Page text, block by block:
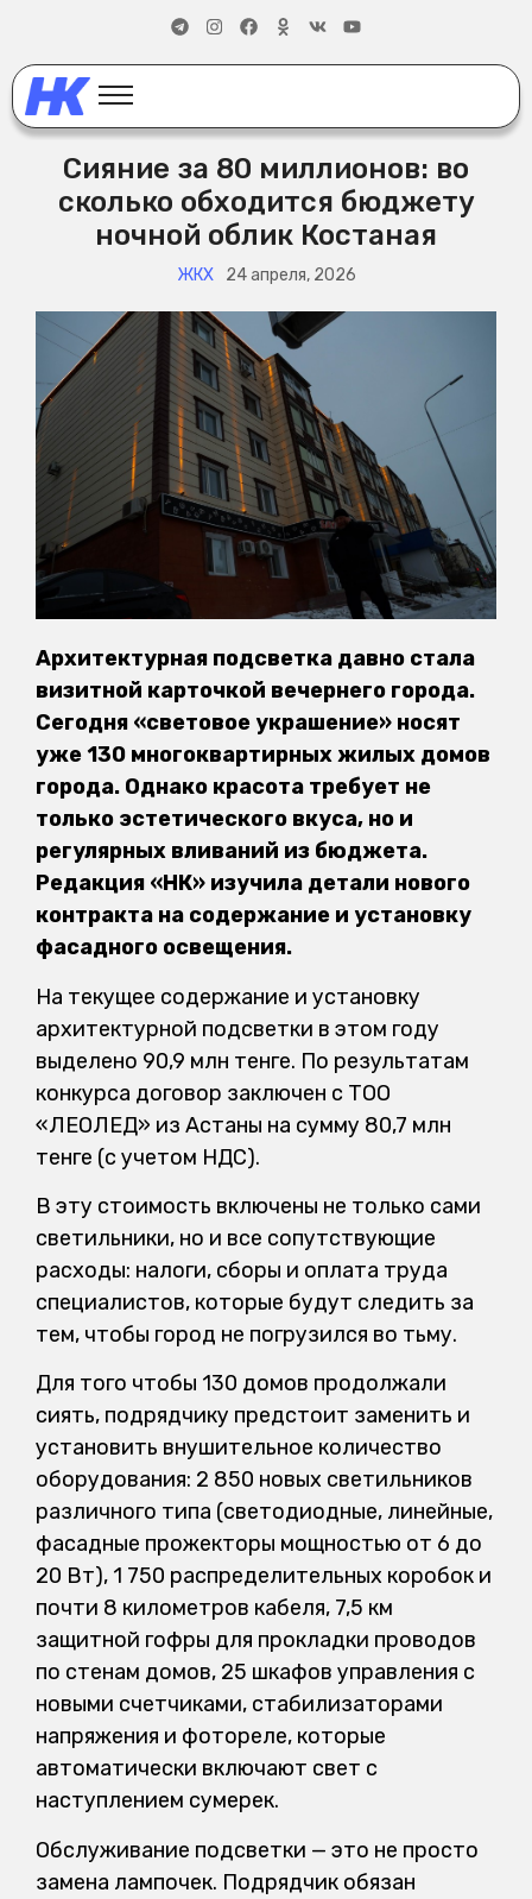
Сияние за 80 миллионов: во
сколько обходится бюджету
ночной облик Костаная
ЖКХ 24 апреля, 2026
Архитектурная подсветка давно стала
визитной карточкой вечернего города.
Сегодня «световое украшение» носят
уже 130 многоквартирных жилых домов
города. Однако красота требует не
только эстетического вкуса, но и
регулярных вливаний из бюджета.
Редакция «НК» изучила детали нового
контракта на содержание и установку
фасадного освещения.
На текущее содержание и установку
архитектурной подсветки в этом году
выделено 90,9 млн тенге. По результатам
конкурса договор заключен с ТОО
«ЛЕОЛЕД» из Астаны на сумму 80,7 млн
тенге (с учетом НДС).
В эту стоимость включены не только сами
светильники, но и все сопутствующие
расходы: налоги, сборы и оплата труда
специалистов, которые будут следить за
тем, чтобы город не погрузился во тьму.
Для того чтобы 130 домов продолжали
сиять, подрядчику предстоит заменить и
установить внушительное количество
оборудования: 2 850 новых светильников
различного типа (светодиодные, линейные,
фасадные прожекторы мощностью от 6 до
20 Вт), 1 750 распределительных коробок и
почти 8 километров кабеля, 7,5 км
защитной гофры для прокладки проводов
по стенам домов, 25 шкафов управления с
новыми счетчиками, стабилизаторами
напряжения и фотореле, которые
автоматически включают свет с
наступлением сумерек.
Обслуживание подсветки — это не просто
замена лампочек. Подрядчик обязан